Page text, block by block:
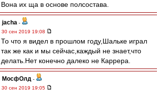
Вона их ща в основе полсостава.
jacha -
30 сен 2019 19:08
То что я видел в прошлом году,Шальке играл
так же как и мы сейчас,каждый не знает,что
делать.Нет конечно далеко не Каррера.
МосфОлд -
30 сен 2019 19:05